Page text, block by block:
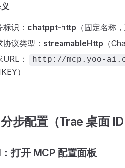
标识： chatppt-http （固定名称
协议类型： streamableHttp （
URL：
http://mcp.yoo-
）
步配置（Trae 桌面
打开 MCP 配置面板